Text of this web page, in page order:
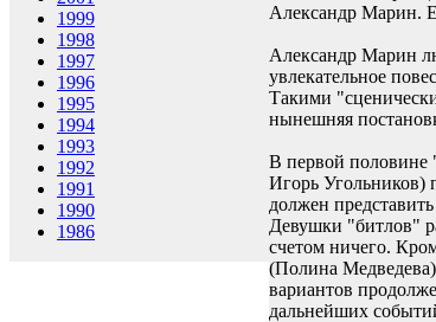
1999
1998
1997
1996
1995
1994
1993
1992
1991
1990
1986
Александр Марин.
Александр Марин
увлекательное
Такими
нынешняя
В первой половине
Игорь Угольников)
должен
Девушки "битлов"
счетом ничего.
(Полина Медведева)
вариантов
дальнейших